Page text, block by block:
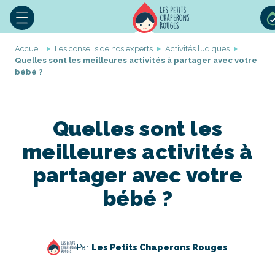
Accueil Les conseils de nos experts
Activités ludiques
Quelles sont les meilleures activités à partager avec votre
bébé ?
Quelles sont les
meilleures activités à
partager avec votre
bébé ?
Par Les Petits Chaperons Rouges